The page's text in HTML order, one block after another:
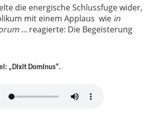
die energische Schlussfuge wider,
mit einem Applaus wie in
... reagierte: Die Begeisterung
„Dixit Dominus“.